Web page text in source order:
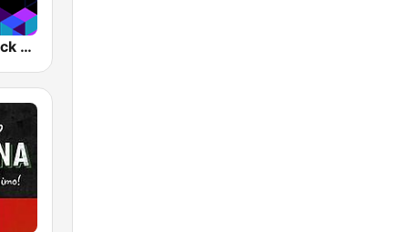
Kiss FM - Black 18+ (Кис ФМ)